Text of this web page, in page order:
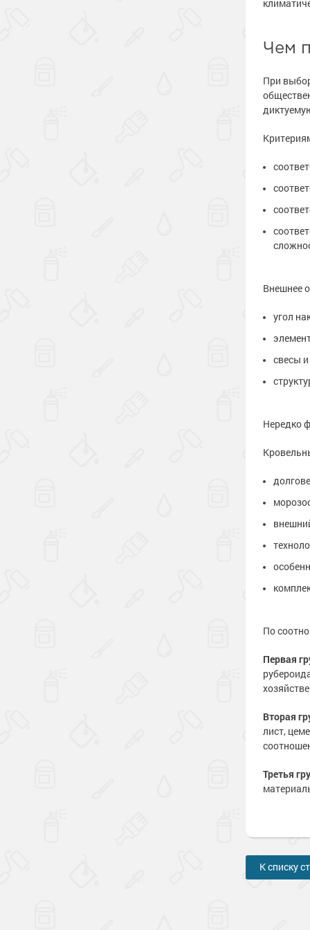
Чем
При
Внешнее
угол
свесы
Нередко
По
Первая
Вторая
лист,
Третья
К списку